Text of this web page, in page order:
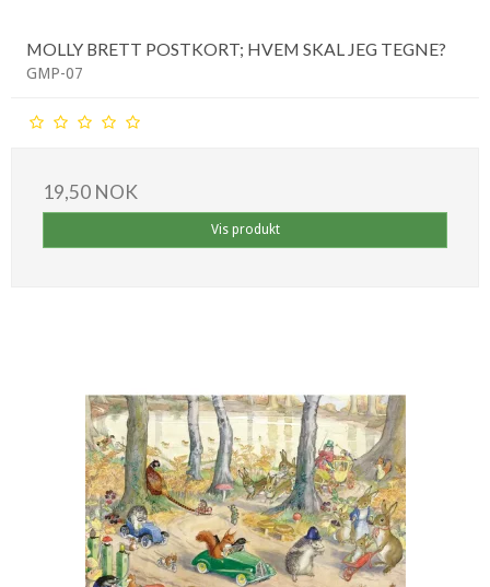
MOLLY BRETT POSTKORT; HVEM SKAL JEG TEGNE?
GMP-07
19,50 NOK
Vis produkt